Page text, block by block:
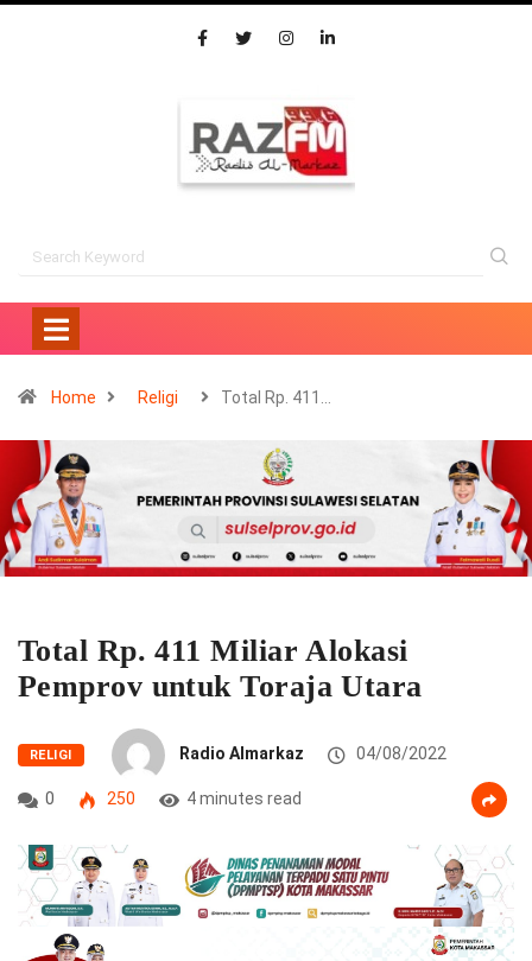
Home Religi Total Rp. 411…
Total Rp. 411 Miliar Alokasi
Pemprov untuk Toraja Utara
RELIGI Radio Almarkaz 04/08/2022
0 250 4 minutes read